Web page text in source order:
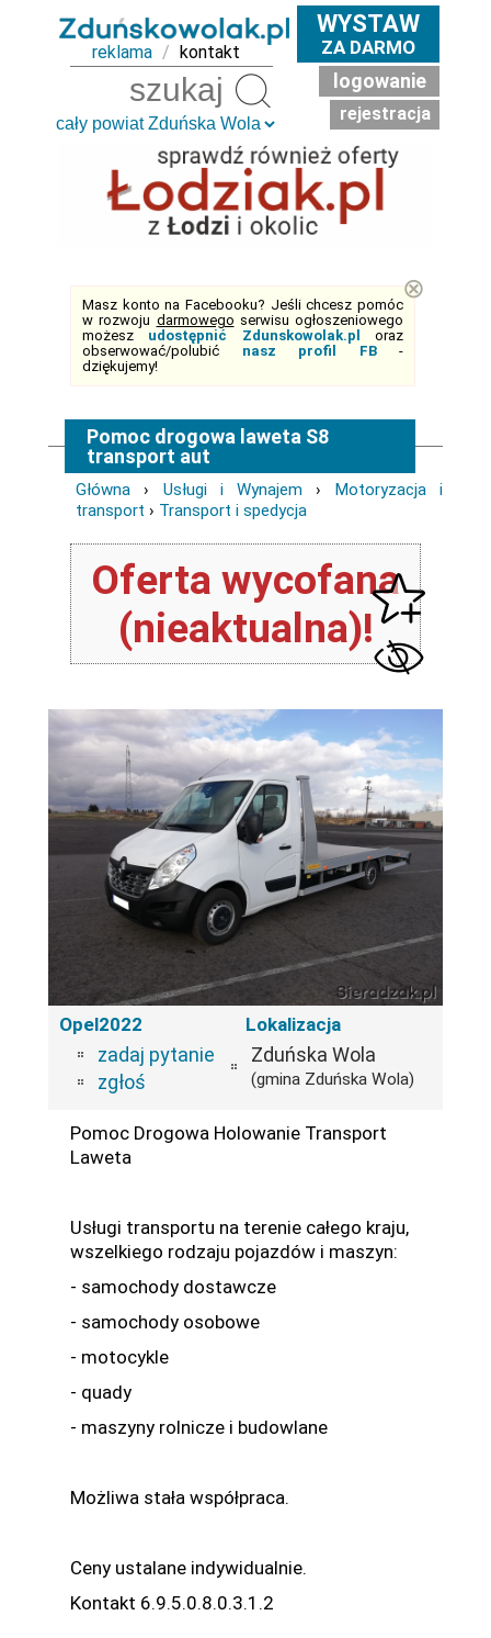
reklama / kontakt
WYSTAW
ZA DARMO
logowanie
rejestracja
Masz konto na Facebooku? Jeśli chcesz pomóc
w rozwoju darmowego serwisu ogłoszeniowego
możesz udostępnić Zdunskowolak.pl
oraz
obserwować/polubić nasz profil FB-
dziękujemy!
⊗
Pomoc drogowa laweta S8
transport aut
Główna › Usługi i Wynajem › Motoryzacja i
transport › Transport i spedycja
Oferta wycofana
(nieaktualna)!
Opel2022
zadaj pytanie
zgłoś
Lokalizacja
Zduńska Wola
(gmina Zduńska Wola)
Pomoc Drogowa Holowanie Transport
Laweta
Usługi transportu na terenie całego kraju,
wszelkiego rodzaju pojazdów i maszyn:
- samochody dostawcze
- samochody osobowe
- motocykle
- quady
- maszyny rolnicze i budowlane
Możliwa stała współpraca.
Ceny ustalane indywidualnie.
Kontakt 6.9.5.0.8.0.3.1.2